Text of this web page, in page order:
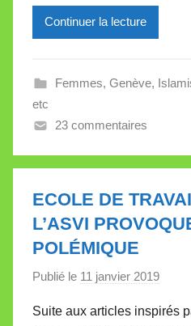
e
l
e
t
Continuer la lecture
Femmes, Genève,
etc
23 commentaires
ECOLE DE
L’ASVI
POLÉMIQUE
Publié le 11 janvier 2019
r
Suite aux articles inspirés